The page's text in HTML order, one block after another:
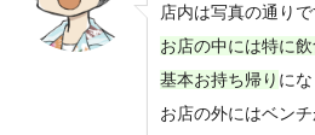
店内は写真の通りで
お店の中には特に
基本お持ち帰り にな
お店の外にはベン